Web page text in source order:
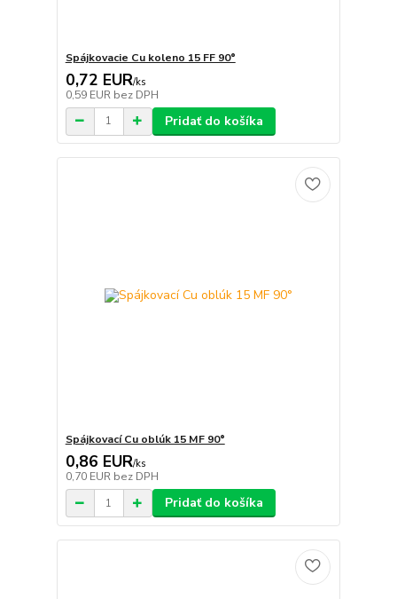
Spájkovacie Cu koleno 15 FF 90°
0,72 EUR/ks
0,59 EUR bez DPH
Pridať do košíka
Spájkovací Cu oblúk 15 MF 90°
0,86 EUR/ks
0,70 EUR bez DPH
Pridať do košíka